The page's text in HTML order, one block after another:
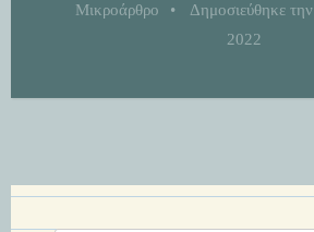
Μικροάρθρο • Δημοσιεύθηκε την
2022